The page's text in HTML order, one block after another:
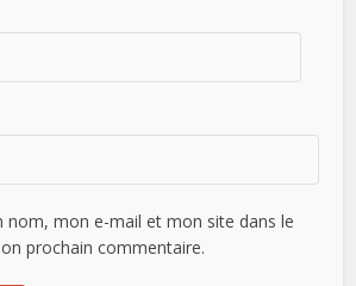
nom, mon e-mail et mon site dans le
prochain commentaire.